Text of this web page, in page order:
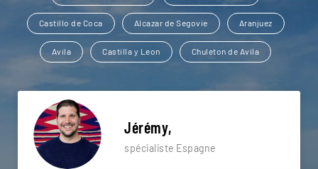
Castillo de Coca Alcazar de Segovie Aranjuez
Avila Castilla y Leon Chuleton de Avila
Jérémy,
spécialiste Espagne